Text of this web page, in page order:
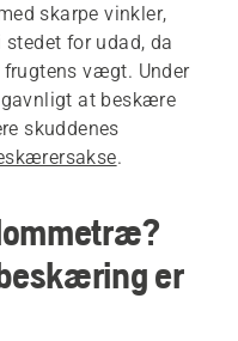
skarpe vinkler,
stedet for udad, da
vægt. Under
at beskære
skuddenes
.
er